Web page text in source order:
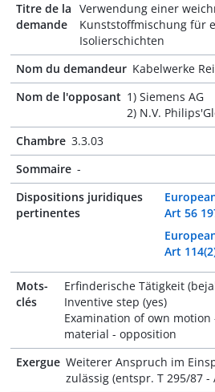
Titre de la
demande
Verwendung einer
Kunststoffmischung für
Isolierschichten
Nom du demandeur Kabelwerke
Nom de l'opposant 1) Siemens AG
2) N.V.
Chambre 3.3.03
Sommaire -
Dispositions juridiques
pertinentes
Art 56
Art
Mots-
clés
Erfinderische Tätigkeit
Inventive step (yes)
Examination of own
material - opposition
Exergue Weiterer Anspruch im
zulässig (entspr. T 295/87 -